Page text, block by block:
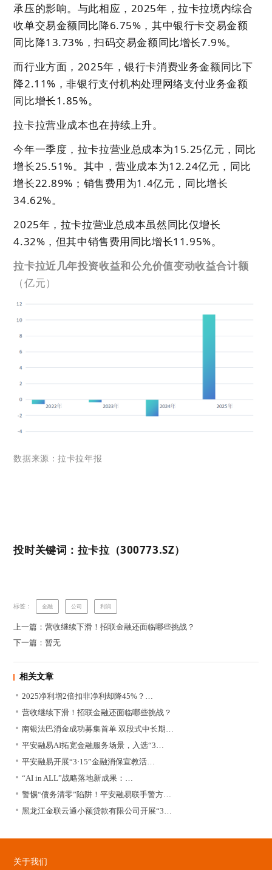
承压的影响。与此相应，2025年，拉卡拉境内综合
收单交易金额同比降6.75%，其中银行卡交易金额
同比降13.73%，扫码交易金额同比增长7.9%。
而行业方面，2025年，银行卡消费业务金额同比下
降2.11%，非银行支付机构处理网络支付业务金额
同比增长1.85%。
拉卡拉营业成本也在持续上升。
今年一季度，拉卡拉营业总成本为15.25亿元，同比
增长25.51%。其中，营业成本为12.24亿元，同比
增长22.89%；销售费用为1.4亿元，同比增长
34.62%。
2025年，拉卡拉营业总成本虽然同比仅增长
4.32%，但其中销售费用同比增长11.95%。
拉卡拉近几年投资收益和公允价值变动收益合计额
（亿元）
数据来源：拉卡拉年报
投时关键词：拉卡拉（300773.SZ）
标签： 金融 公司 利润
上一篇：营收继续下滑！招联金融还面临哪些挑战？
下一篇：暂无
相关文章
2025净利增2倍扣非净利却降45%？…
营收继续下滑！招联金融还面临哪些挑战？
南银法巴消金成功募集首单 双段式中长期…
平安融易AI拓宽金融服务场景，入选“3…
平安融易开展“3·15”金融消保宣教活…
“AI in ALL”战略落地新成果：…
警惕“债务清零”陷阱！平安融易联手警方…
黑龙江金联云通小额贷款有限公司开展“3…
关于我们